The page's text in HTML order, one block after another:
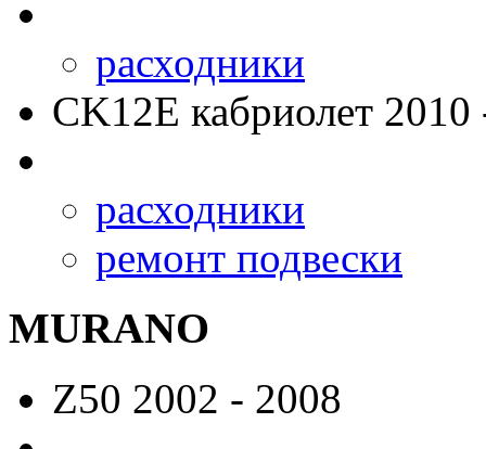
расходники
CK12E кабриолет 2010
расходники
ремонт подвески
MURANO
Z50 2002 - 2008